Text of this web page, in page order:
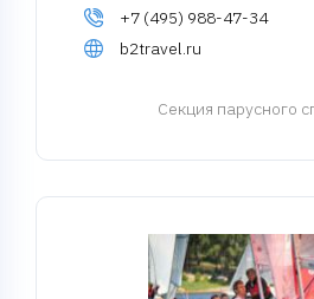
+7 (495) 988-47-34
b2travel.ru
Cекция парусного